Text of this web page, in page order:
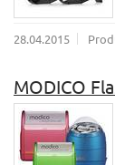
28.04.2015
MODICO